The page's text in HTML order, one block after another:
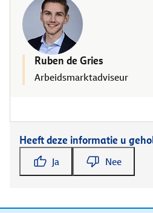
Ruben de Gries
Arbeidsmarktadviseur
Heeft deze informatie u
Ja Nee